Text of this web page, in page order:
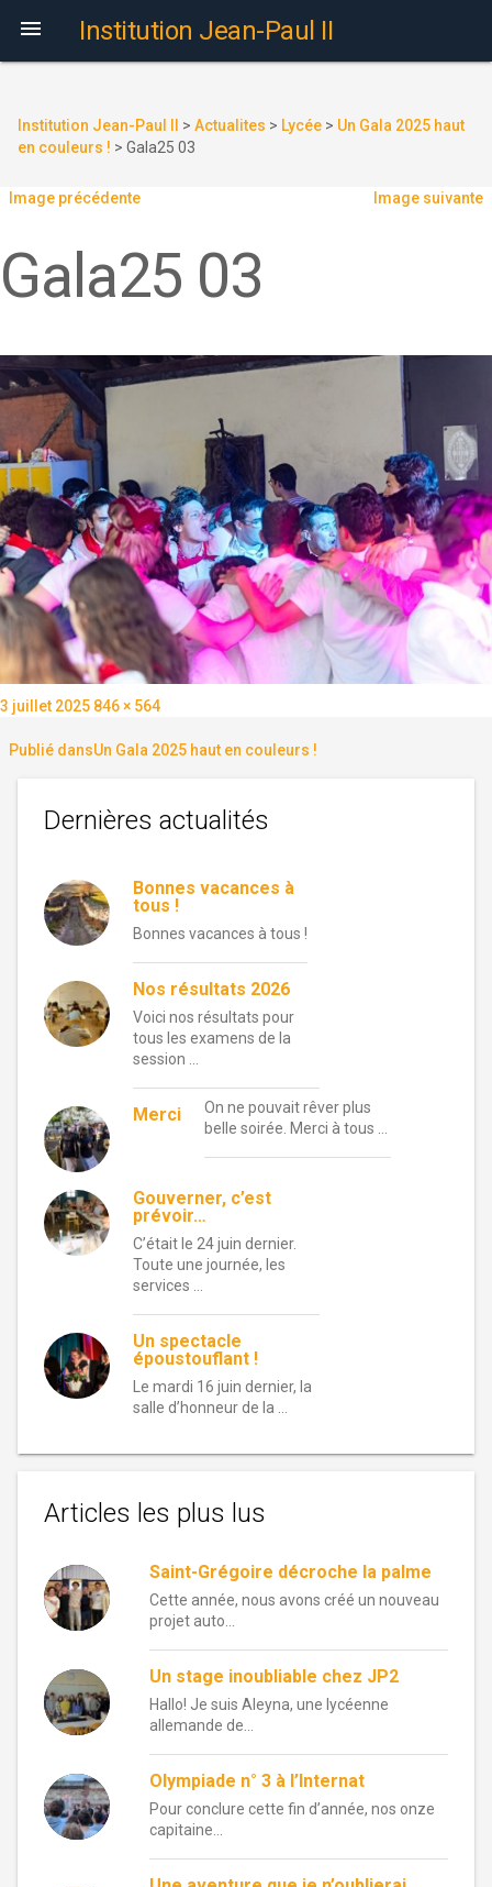
 Institution Jean-Paul II
Institution Jean-Paul II > Actualites > Lycée > Un Gala 2025 haut
en couleurs ! > Gala25 03
Image précédente Image suivante
Gala25 03
Publié
3 juillet 2025 Taille
846 × 564
Navigation
de
l’article
Publié dansUn Gala 2025 haut en couleurs !
Dernières actualités
Bonnes vacances à
tous !
Bonnes vacances à tous !
Nos résultats 2026
Voici nos résultats pour
tous les examens de la
session …
Merci
On ne pouvait rêver plus
belle soirée. Merci à tous …
Gouverner, c’est
prévoir…
C’était le 24 juin dernier.
Toute une journée, les
services …
Un spectacle
époustouflant !
Le mardi 16 juin dernier, la
salle d’honneur de la …
Articles les plus lus
Saint-Grégoire décroche la palme
Cette année, nous avons créé un nouveau
projet auto...
Un stage inoubliable chez JP2
Hallo! Je suis Aleyna, une lycéenne
allemande de...
Olympiade n° 3 à l’Internat
Pour conclure cette fin d’année, nos onze
capitaine...